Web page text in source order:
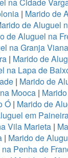
| Marido de
de Aluguel
de Aluguel na
na Granja Viana
| Marido de
na Lapa de
| Marido de
Mooca |
Ó | Marido de
em
Vila Marieta|
| Marido de
Penha de